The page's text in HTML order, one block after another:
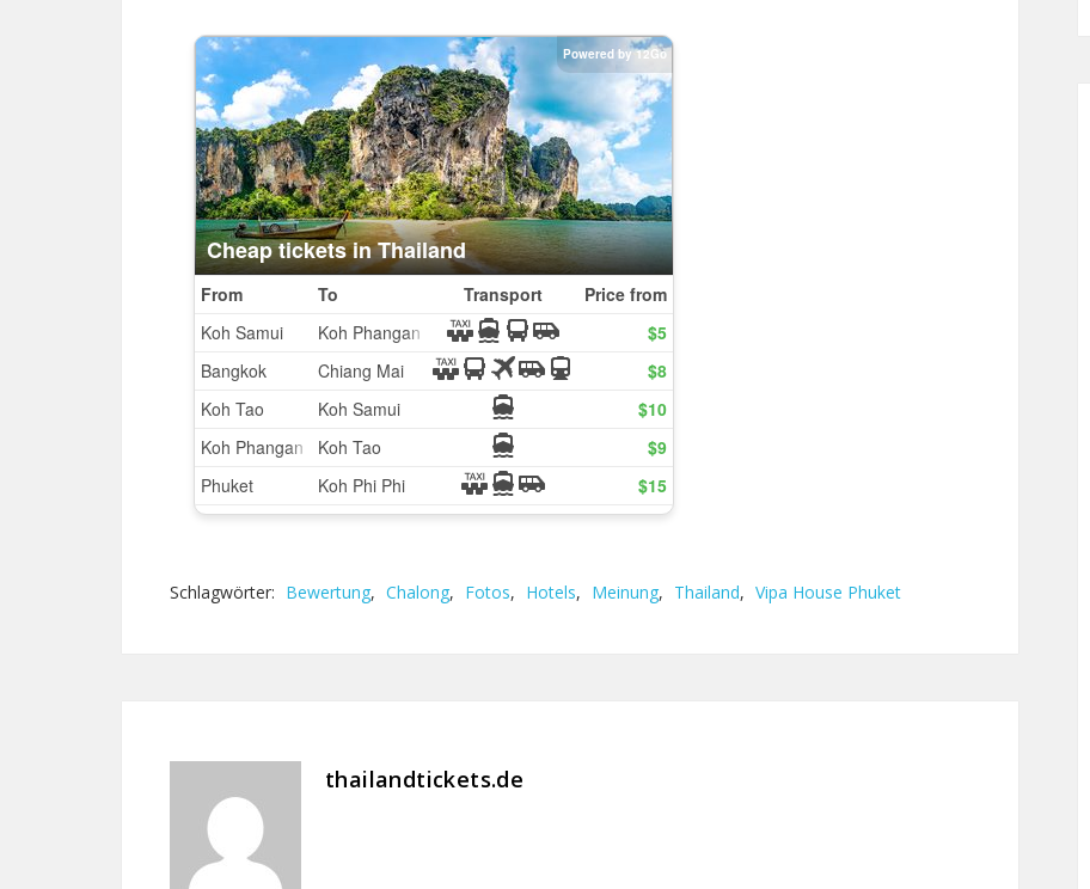
Schlagwörter: Bewertung, Chalong, Fotos, Hotels, Meinung, Thailand, Vipa House Phuket
thailandtickets.de